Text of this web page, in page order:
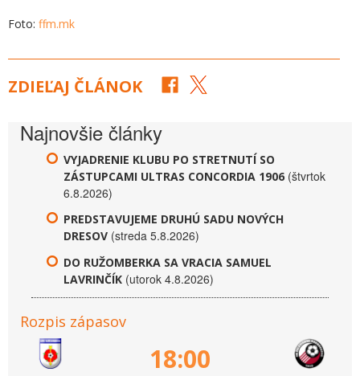
Foto: ffm.mk
ZDIEĽAJ ČLÁNOK
Najnovšie články
VYJADRENIE KLUBU PO STRETNUTÍ SO
ZÁSTUPCAMI ULTRAS CONCORDIA 1906 (štvrtok
6.8.2026)
PREDSTAVUJEME DRUHÚ SADU NOVÝCH
DRESOV (streda 5.8.2026)
DO RUŽOMBERKA SA VRACIA SAMUEL
LAVRINČÍK (utorok 4.8.2026)
Rozpis zápasov
18:00